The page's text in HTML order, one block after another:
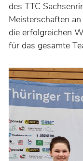
des TTC
Meisterschaften
die erfolgreichen
für das gesamte